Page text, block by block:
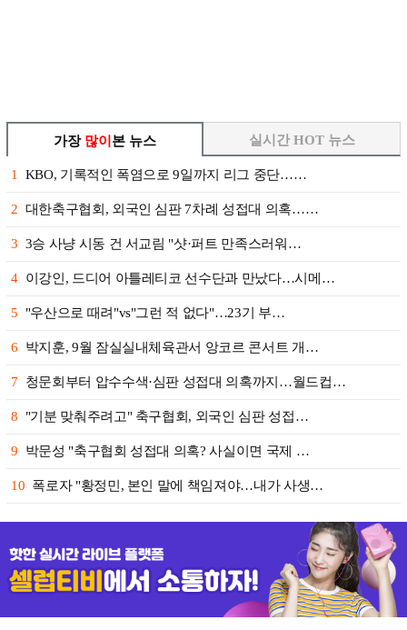
가장 많이본 뉴스
1 KBO, 기록적인 폭염으로 9일까지 리그 중단……
2 대한축구협회, 외국인 심판 7차례 성접대 의혹……
3 3승 사냥 시동 건 서교림 "샷·퍼트 만족스러워…
4 이강인, 드디어 아틀레티코 선수단과 만났다…시메…
5 "우산으로 때려"vs"그런 적 없다"…23기 부…
6 박지훈, 9월 잠실실내체육관서 앙코르 콘서트 개…
7 청문회부터 압수수색·심판 성접대 의혹까지…월드컵…
8 "기분 맞춰주려고" 축구협회, 외국인 심판 성접…
9 박문성 "축구협회 성접대 의혹? 사실이면 국제 …
10 폭로자 "황정민, 본인 말에 책임져야…내가 사생…
실시간 HOT 뉴스